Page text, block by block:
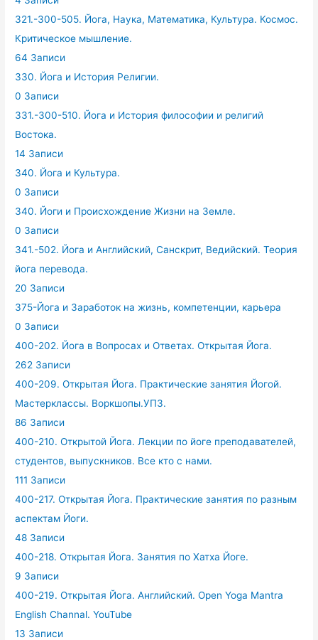
321.-300-505. Йога, Наука, Математика, Культура. Космос.
Критическое мышление.
64 Записи
330. Йога и История Религии.
0 Записи
331.-300-510. Йога и История философии и религий
Востока.
14 Записи
340. Йога и Культура.
0 Записи
340. Йоги и Происхождение Жизни на Земле.
0 Записи
341.-502. Йога и Английский, Санскрит, Ведийский. Теория
йога перевода.
20 Записи
375-Йога и Заработок на жизнь, компетенции, карьера
0 Записи
400-202. Йога в Вопросах и Ответах. Открытая Йога.
262 Записи
400-209. Открытая Йога. Практические занятия Йогой.
Мастерклассы. Воркшопы.УПЗ.
86 Записи
400-210. Открытой Йога. Лекции по йоге преподавателей,
студентов, выпускников. Все кто с нами.
111 Записи
400-217. Открытая Йога. Практические занятия по разным
аспектам Йоги.
48 Записи
400-218. Открытая Йога. Занятия по Хатха Йоге.
9 Записи
400-219. Открытая Йога. Английский. Open Yoga Mantra
English Channal. YouTube
13 Записи